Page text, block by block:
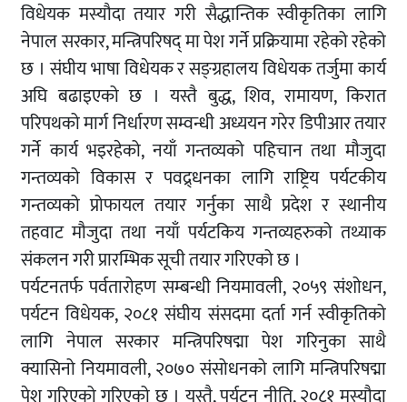
विधेयक मस्यौदा तयार गरी सैद्धान्तिक स्वीकृतिका लागि
नेपाल सरकार, मन्त्रिपरिषद् मा पेश गर्ने प्रक्रियामा रहेको रहेको
छ । संघीय भाषा विधेयक र सङ्ग्रहालय विधेयक तर्जुमा कार्य
अघि बढाइएको छ । यस्तै बुद्ध, शिव, रामायण, किरात
परिपथको मार्ग निर्धारण सम्वन्धी अध्ययन गरेर डिपीआर तयार
गर्ने कार्य भइरहेको, नयाँ गन्तव्यको पहिचान तथा मौजुदा
गन्तव्यको विकास र पवद्र्धनका लागि राष्ट्रिय पर्यटकीय
गन्तव्यको प्रोफायल तयार गर्नुका साथै प्रदेश र स्थानीय
तहवाट मौजुदा तथा नयाँ पर्यटकिय गन्तव्यहरुको तथ्याक
संकलन गरी प्रारम्भिक सूची तयार गरिएको छ ।
पर्यटनतर्फ पर्वतारोहण सम्बन्धी नियमावली, २०५९ संशोधन,
पर्यटन विधेयक, २०८१ संघीय संसदमा दर्ता गर्न स्वीकृतिको
लागि नेपाल सरकार मन्त्रिपरिषद्मा पेश गरिनुका साथै
क्यासिनो नियमावली, २०७० संसोधनको लागि मन्त्रिपरिषद्मा